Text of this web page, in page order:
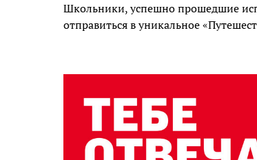
Школьники, успешно прошедшие
отправиться в уникальное